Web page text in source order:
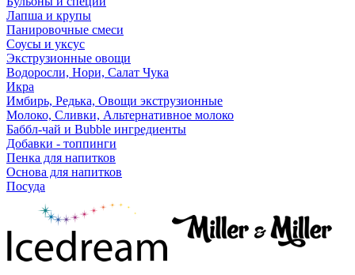
Лапша и крупы
Панировочные смеси
Соусы и уксус
Экструзионные овощи
Водоросли, Нори, Салат Чука
Икра
Имбирь, Редька, Овощи экструзионные
Молоко, Сливки, Альтернативное молоко
Баббл-чай и Bubble ингредиенты
Добавки - топпинги
Пенка для напитков
Основа для напитков
Посуда